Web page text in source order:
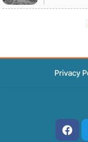
Privacy